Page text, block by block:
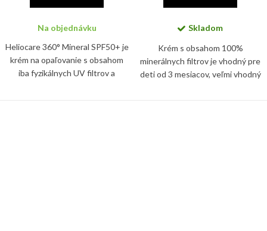
Na objednávku
Heliocare 360° Mineral SPF50+ je
krém na opaľovanie s obsahom
iba fyzikálnych UV filtrov a
Skladom
Krém s obsahom 100%
minerálnych filtrov je vhodný pre
deti od 3 mesiacov, veľmi vhodný